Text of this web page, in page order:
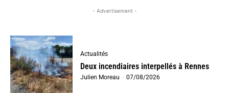
- Advertisement -
Actualités
Deux incendiaires interpellés à Rennes
Julien Moreau - 07/08/2026